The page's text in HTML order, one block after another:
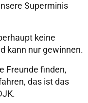
Superminis
keine
kann nur gewinnen.
Freunde finden,
das ist das